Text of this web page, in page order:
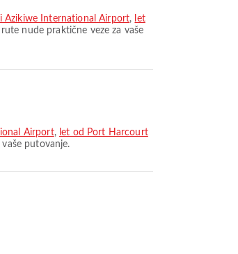
Azikiwe International Airport, let
nude praktične veze za vaše
Airport, let od Port Harcourt
putovanje.